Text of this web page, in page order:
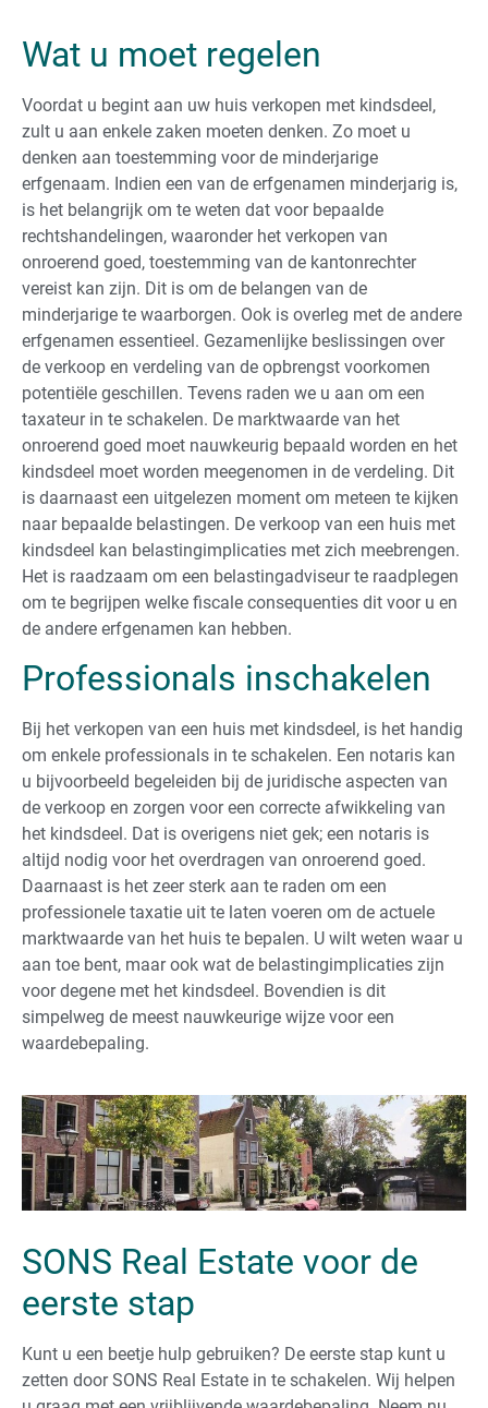
Wat u moet regelen
Voordat u begint aan uw huis verkopen met kindsdeel,
zult u aan enkele zaken moeten denken. Zo moet u
denken aan toestemming voor de minderjarige
erfgenaam. Indien een van de erfgenamen minderjarig is,
is het belangrijk om te weten dat voor bepaalde
rechtshandelingen, waaronder het verkopen van
onroerend goed, toestemming van de kantonrechter
vereist kan zijn. Dit is om de belangen van de
minderjarige te waarborgen. Ook is overleg met de andere
erfgenamen essentieel. Gezamenlijke beslissingen over
de verkoop en verdeling van de opbrengst voorkomen
potentiële geschillen. Tevens raden we u aan om een
taxateur in te schakelen. De marktwaarde van het
onroerend goed moet nauwkeurig bepaald worden en het
kindsdeel moet worden meegenomen in de verdeling. Dit
is daarnaast een uitgelezen moment om meteen te kijken
naar bepaalde belastingen. De verkoop van een huis met
kindsdeel kan belastingimplicaties met zich meebrengen.
Het is raadzaam om een belastingadviseur te raadplegen
om te begrijpen welke fiscale consequenties dit voor u en
de andere erfgenamen kan hebben.
Professionals inschakelen
Bij het verkopen van een huis met kindsdeel, is het handig
om enkele professionals in te schakelen. Een notaris kan
u bijvoorbeeld begeleiden bij de juridische aspecten van
de verkoop en zorgen voor een correcte afwikkeling van
het kindsdeel. Dat is overigens niet gek; een notaris is
altijd nodig voor het overdragen van onroerend goed.
Daarnaast is het zeer sterk aan te raden om een
professionele taxatie uit te laten voeren om de actuele
marktwaarde van het huis te bepalen. U wilt weten waar u
aan toe bent, maar ook wat de belastingimplicaties zijn
voor degene met het kindsdeel. Bovendien is dit
simpelweg de meest nauwkeurige wijze voor een
waardebepaling.
SONS Real Estate voor de
eerste stap
Kunt u een beetje hulp gebruiken? De eerste stap kunt u
zetten door SONS Real Estate in te schakelen. Wij helpen